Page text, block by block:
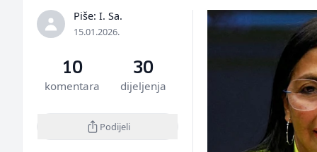
Piše: I. Sa.
15.01.2026.
10
komentara
30
dijeljenja
Podijeli